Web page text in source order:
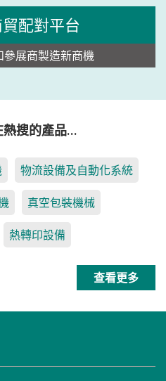
配對平台
參展商製造新商機
熱搜的產品…
物流設備及自動化系統
真空包裝機械
熱轉印設備
查看更多